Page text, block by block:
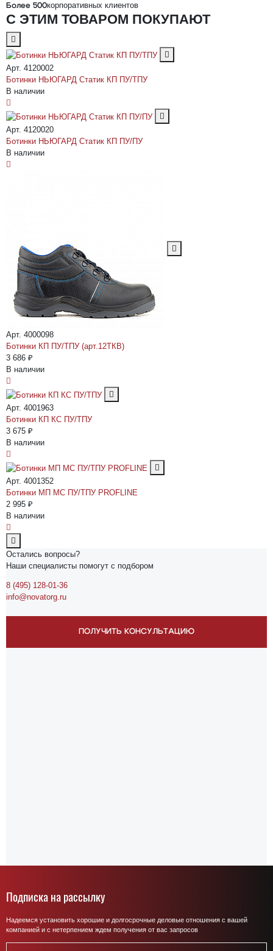
Более 500корпоративных клиентов
С ЭТИМ ТОВАРОМ ПОКУПАЮТ
Арт. 4120002
Ботинки НЬЮГАРД Статик КП ПУ/ТПУ
В наличии
Арт. 4120020
Ботинки НЬЮГАРД Статик КП ПУ/ПУ
В наличии
Арт. 4000098
Ботинки КП ПУ/ТПУ (арт.12ТКВ)
3 686 ₽
В наличии
Арт. 4001963
Ботинки КП КС ПУ/ТПУ
3 675 ₽
В наличии
Арт. 4001352
Ботинки МП МС ПУ/ТПУ PROFLINE
2 995 ₽
В наличии
Остались вопросы?
Наши специалисты помогут с подбором
8 (495) 128-01-36
info@novatorg.ru
ПОЛУЧИТЬ КОНСУЛЬТАЦИЮ
Подписка на рассылку
Надеемся установить хорошие и долгосрочные деловые отношения с вашей
компанией и с нетерпением ждем получения от вас запросов